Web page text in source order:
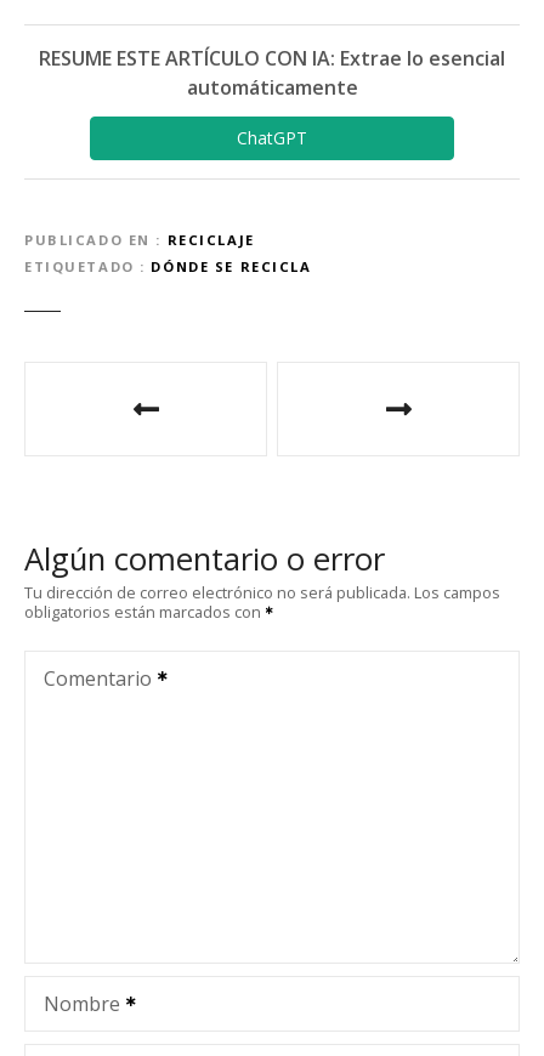
RESUME ESTE ARTÍCULO CON IA: Extrae lo esencial
automáticamente
ChatGPT
PUBLICADO EN
RECICLAJE
ETIQUETADO
DÓNDE SE RECICLA
g
a
n
Algún comentario o error
Tu dirección de correo electrónico no será publicada. Los campos
obligatorios están marcados con
Comentario
Nombre